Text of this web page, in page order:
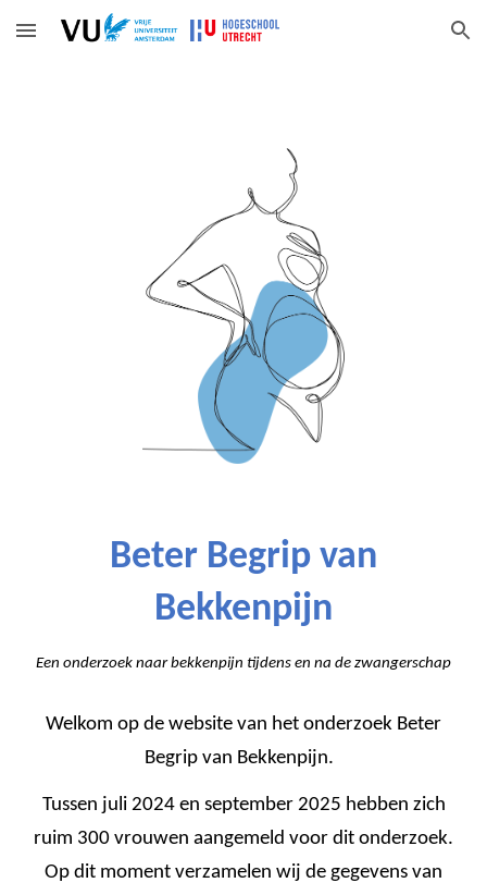
Skip to main content Skip to navigation
Beter Begrip van
Bekkenpijn
Een onderzoek naar bekkenpijn tijdens en na de zwangerschap
Welkom op de website van het onderzoek Beter
Begrip van Bekkenpijn.
Tussen juli 2024 en september 2025 hebben zich
ruim 300 vrouwen aangemeld voor dit onderzoek.
Op dit moment verzamelen wij de gegevens van